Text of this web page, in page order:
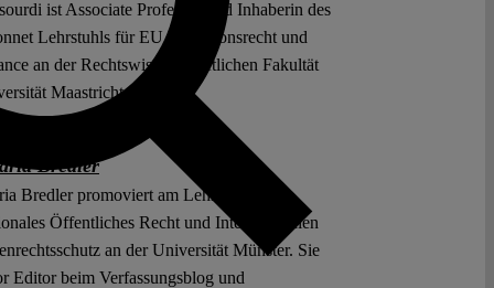
ist Associate Professor und Inhaberin des
Lehrstuhls für EU Migrationsrecht und
an der Rechtswissenschaftlichen Fakultät
Maastricht.
Bredler
Bredler promoviert am Lehrstuhl für
Öffentliches Recht und Internationalen
an der Universität Münster. Sie
Editor beim Verfassungsblog und